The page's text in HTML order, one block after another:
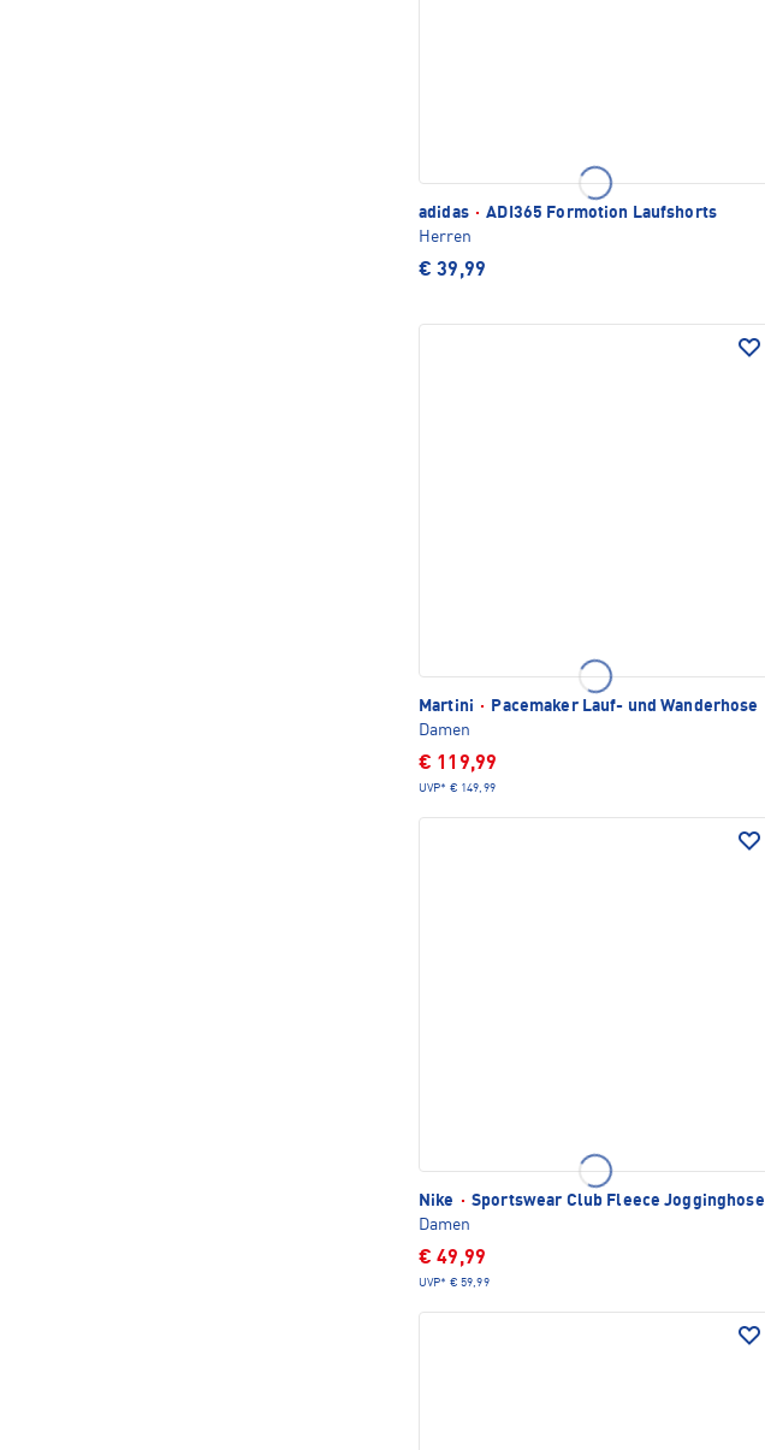
adidas · ADI365 Formotion Laufshorts
Herren
€ 39,99
Martini ·
Pacemaker Lauf- und Wanderhose
Damen
€ 119,99
UVP* € 149,99
Nike · Sportswear Club Fleece Jogginghose
Damen
€ 49,99
UVP* € 59,99